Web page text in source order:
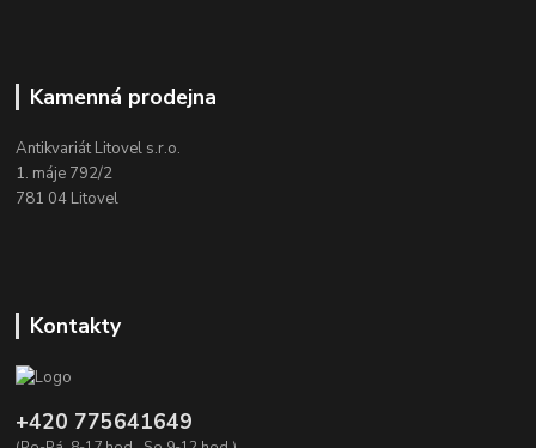
Kamenná prodejna
Antikvariát Litovel s.r.o.
1. máje 792/2
781 04 Litovel
Kontakty
+420 775641649